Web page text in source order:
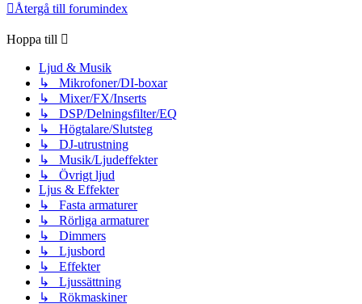
Återgå till forumindex
Hoppa till
Ljud & Musik
↳ Mikrofoner/DI-boxar
↳ Mixer/FX/Inserts
↳ DSP/Delningsfilter/EQ
↳ Högtalare/Slutsteg
↳ DJ-utrustning
↳ Musik/Ljudeffekter
↳ Övrigt ljud
Ljus & Effekter
↳ Fasta armaturer
↳ Rörliga armaturer
↳ Dimmers
↳ Ljusbord
↳ Effekter
↳ Ljussättning
↳ Rökmaskiner